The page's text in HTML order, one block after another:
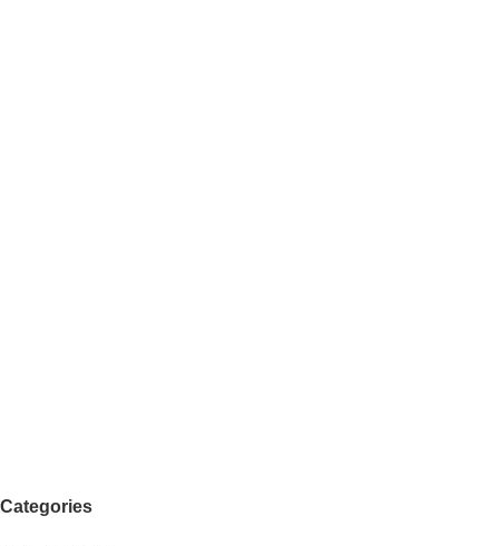
Categories